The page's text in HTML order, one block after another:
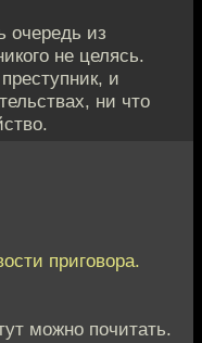
очередь из
не целясь.
и
ни что
приговора.
можно почитать.